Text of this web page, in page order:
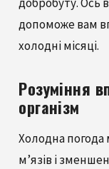
допоможе вам
холодні місяці.
Розуміння
організм
Холодна погода
м’язів і